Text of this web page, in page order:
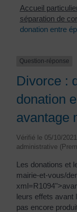
Accueil
séparation de
donation entre
Question-réponse
Divorce :
donation
avantage
Vérifié le 05/10/
administrative
Les donations et
mairie-et-vous/
leurs effets avant
pas encore